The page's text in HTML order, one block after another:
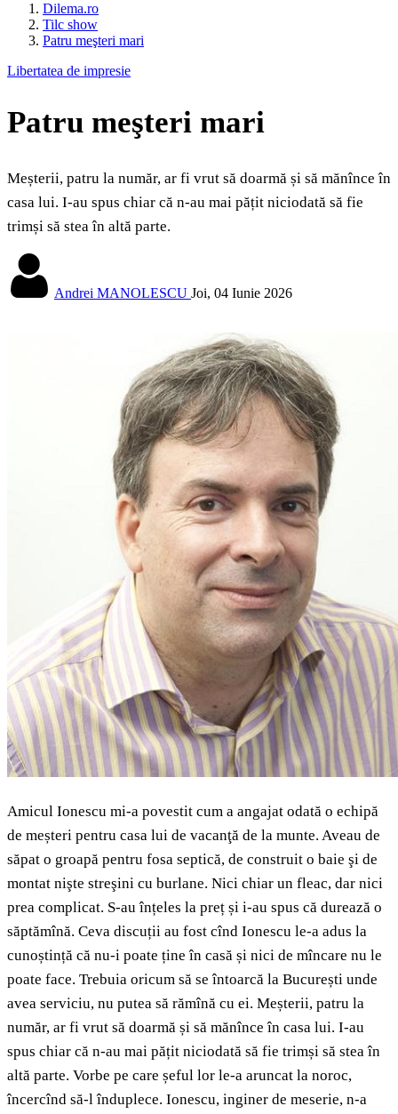
Dilema.ro
Tilc show
Patru meşteri mari
Libertatea de impresie
Patru meşteri mari
Meșterii, patru la număr, ar fi vrut să doarmă și să mănînce în
casa lui. I-au spus chiar că n-au mai pățit niciodată să fie
trimși să stea în altă parte.
Andrei MANOLESCU Joi, 04 Iunie 2026
Amicul Ionescu mi-a povestit cum a angajat odată o echipă
de meșteri pentru casa lui de vacanţă de la munte. Aveau de
săpat o groapă pentru fosa septică, de construit o baie şi de
montat nişte streşini cu burlane. Nici chiar un fleac, dar nici
prea complicat. S-au înțeles la preț și i-au spus că durează o
săptămînă. Ceva discuții au fost cînd Ionescu le-a adus la
cunoștință că nu-i poate ține în casă și nici de mîncare nu le
poate face. Trebuia oricum să se întoarcă la București unde
avea serviciu, nu putea să rămînă cu ei. Meșterii, patru la
număr, ar fi vrut să doarmă și să mănînce în casa lui. I-au
spus chiar că n-au mai pățit niciodată să fie trimși să stea în
altă parte. Vorbe pe care șeful lor le-a aruncat la noroc,
încercînd să-l înduplece. Ionescu, inginer de meserie, n-a